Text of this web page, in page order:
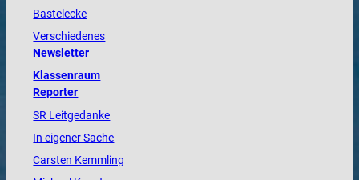
Bastelecke
Verschiedenes
Newsletter
Klassenraum
Reporter
SR Leitgedanke
In eigener Sache
Carsten Kemmling